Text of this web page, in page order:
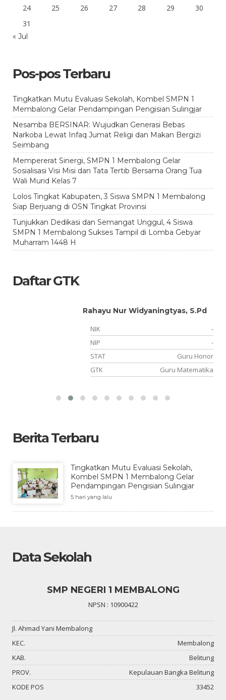
24 25 26 27 28 29
30
31
« Jul
Pos-pos Terbaru
Tingkatkan Mutu Evaluasi Sekolah, Kombel SMPN 1
Membalong Gelar Pendampingan Pengisian Sulingjar
Nesamba BERSINAR: Wujudkan Generasi Bebas
Narkoba Lewat Infaq Jumat Religi dan Makan Bergizi
Seimbang
Mempererat Sinergi, SMPN 1 Membalong Gelar
Sosialisasi Visi Misi dan Tata Tertib Bersama Orang Tua
Wali Murid Kelas 7
Lolos Tingkat Kabupaten, 3 Siswa SMPN 1 Membalong
Siap Berjuang di OSN Tingkat Provinsi
Tunjukkan Dedikasi dan Semangat Unggul, 4 Siswa
SMPN 1 Membalong Sukses Tampil di Lomba Gebyar
Muharram 1448 H
Daftar GTK
Rahayu Nur Widyaningtyas, S.Pd
NIK
-
NIP
-
STAT
Guru Honor
GTK
Guru Matematika
Berita Terbaru
Tingkatkan Mutu Evaluasi Sekolah,
Kombel SMPN 1 Membalong Gelar
Pendampingan Pengisian Sulingjar
5 hari yang lalu
Data Sekolah
SMP NEGERI 1 MEMBALONG
NPSN : 10900422
Jl. Ahmad Yani Membalong
KEC.
Membalong
KAB.
Belitung
PROV.
Kepulauan Bangka Belitung
KODE POS
33452